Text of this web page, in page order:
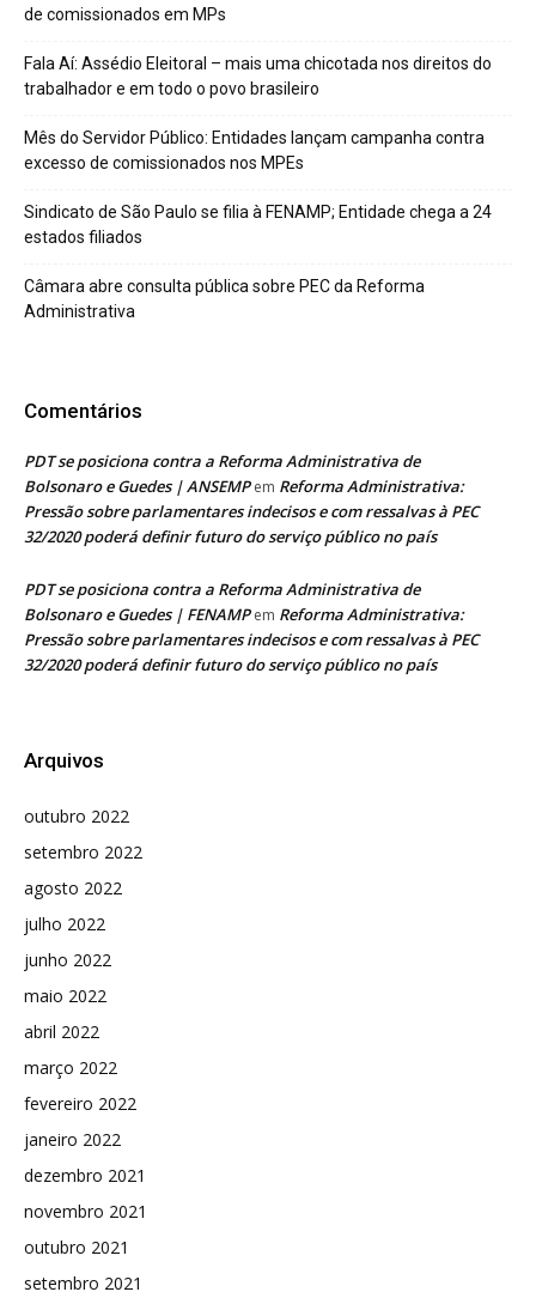
de comissionados em MPs
Fala Aí: Assédio Eleitoral – mais uma chicotada nos direitos do
trabalhador e em todo o povo brasileiro
Mês do Servidor Público: Entidades lançam campanha contra
excesso de comissionados nos MPEs
Sindicato de São Paulo se filia à FENAMP; Entidade chega a 24
estados filiados
Câmara abre consulta pública sobre PEC da Reforma
Administrativa
Comentários
PDT se posiciona contra a Reforma Administrativa de
Bolsonaro e Guedes | ANSEMPem Reforma Administrativa:
Pressão sobre parlamentares indecisos e com ressalvas à PEC
32/2020 poderá definir futuro do serviço público no país
PDT se posiciona contra a Reforma Administrativa de
Bolsonaro e Guedes | FENAMPem Reforma Administrativa:
Pressão sobre parlamentares indecisos e com ressalvas à PEC
32/2020 poderá definir futuro do serviço público no país
Arquivos
outubro 2022
setembro 2022
agosto 2022
julho 2022
junho 2022
maio 2022
abril 2022
março 2022
fevereiro 2022
janeiro 2022
dezembro 2021
novembro 2021
outubro 2021
setembro 2021